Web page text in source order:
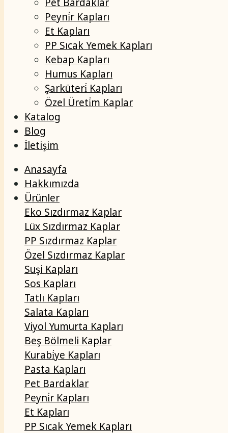
Peyni̇r Kapları
Et Kapları
PP Sıcak Yemek Kapları
Kebap Kapları
Humus Kapları
Şarküteri̇ Kapları
Özel Üreti̇m Kaplar
Katalog
Blog
İletişim
Anasayfa
Hakkımızda
Ürünler
Eko Sızdırmaz Kaplar
Lüx Sızdırmaz Kaplar
PP Sızdırmaz Kaplar
Özel Sızdırmaz Kaplar
Suşi Kapları
Sos Kapları
Tatlı Kapları
Salata Kapları
Viyol Yumurta Kapları
Beş Bölmeli Kaplar
Kurabi̇ye Kapları
Pasta Kapları
Pet Bardaklar
Peyni̇r Kapları
Et Kapları
PP Sıcak Yemek Kapları